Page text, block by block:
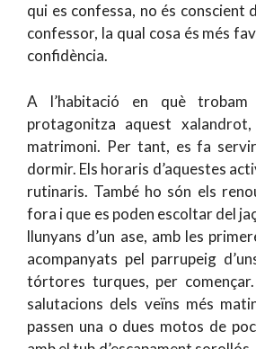
qui es confessa, no és conscient
confessor, la qual cosa és més
confidència.
A l’habitació en què
protagonitza aquest
matrimoni. Per tant, es fa
dormir. Els horaris d’aquestes
rutinaris. També ho són els
fora i que es poden escoltar del
llunyans d’un ase, amb les
acompanyats pel parrupeig
tórtores turques, per
salutacions dels veïns més
passen una o dues motos de